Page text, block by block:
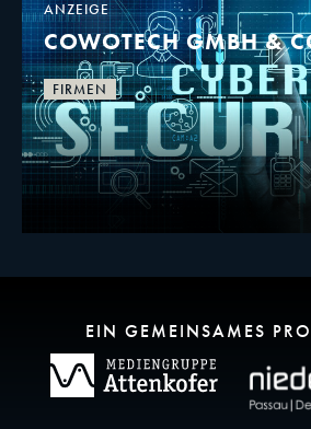
ANZEIGE
COWOTECH GMBH &
FIRMEN
EIN GEMEINSAMES